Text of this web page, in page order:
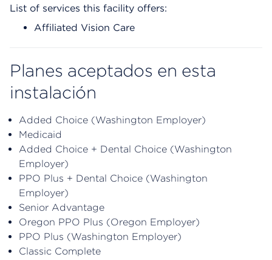
List of services this facility offers:
Affiliated Vision Care
Planes aceptados en esta
instalación
Added Choice (Washington Employer)
Medicaid
Added Choice + Dental Choice (Washington
Employer)
PPO Plus + Dental Choice (Washington
Employer)
Senior Advantage
Oregon PPO Plus (Oregon Employer)
PPO Plus (Washington Employer)
Classic Complete